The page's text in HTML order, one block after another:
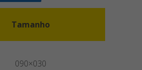
Tamanho
090×030